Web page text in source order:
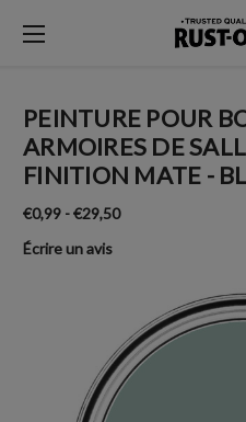
PEINTURE POUR
ARMOIRES DE
FINITION MATE -
€0,99 - €29,50
Écrire un avis